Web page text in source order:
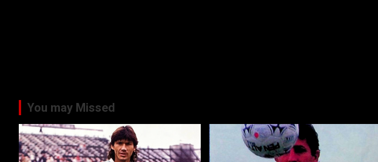
You may Missed